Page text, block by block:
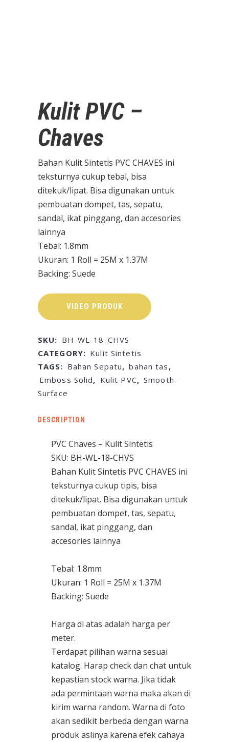
Kulit PVC –
Chaves
Bahan Kulit Sintetis PVC CHAVES ini
teksturnya cukup tebal, bisa
ditekuk/lipat. Bisa digunakan untuk
pembuatan dompet, tas, sepatu,
sandal, ikat pinggang, dan accesories
lainnya
Tebal: 1.8mm
Ukuran: 1 Roll = 25M x 1.37M
Backing: Suede
VIDEO PRODUK
SKU: BH-WL-18-CHVS
CATEGORY: Kulit Sintetis
TAGS: Bahan Sepatu, bahan tas ,
Emboss Solid, Kulit PVC, Smooth-
Surface
DESCRIPTION
PVC Chaves – Kulit Sintetis
SKU: BH-WL-18-CHVS
Bahan Kulit Sintetis PVC CHAVES ini
teksturnya cukup tipis, bisa
ditekuk/lipat. Bisa digunakan untuk
pembuatan dompet, tas, sepatu,
sandal, ikat pinggang, dan
accesories lainnya
Tebal: 1.8mm
Ukuran: 1 Roll = 25M x 1.37M
Backing: Suede
Harga di atas adalah harga per
meter.
Terdapat pilihan warna sesuai
katalog. Harap check dan chat untuk
kepastian stock warna. Jika tidak
ada permintaan warna maka akan di
kirim warna random. Warna di foto
akan sedikit berbeda dengan warna
produk aslinya karena efek cahaya